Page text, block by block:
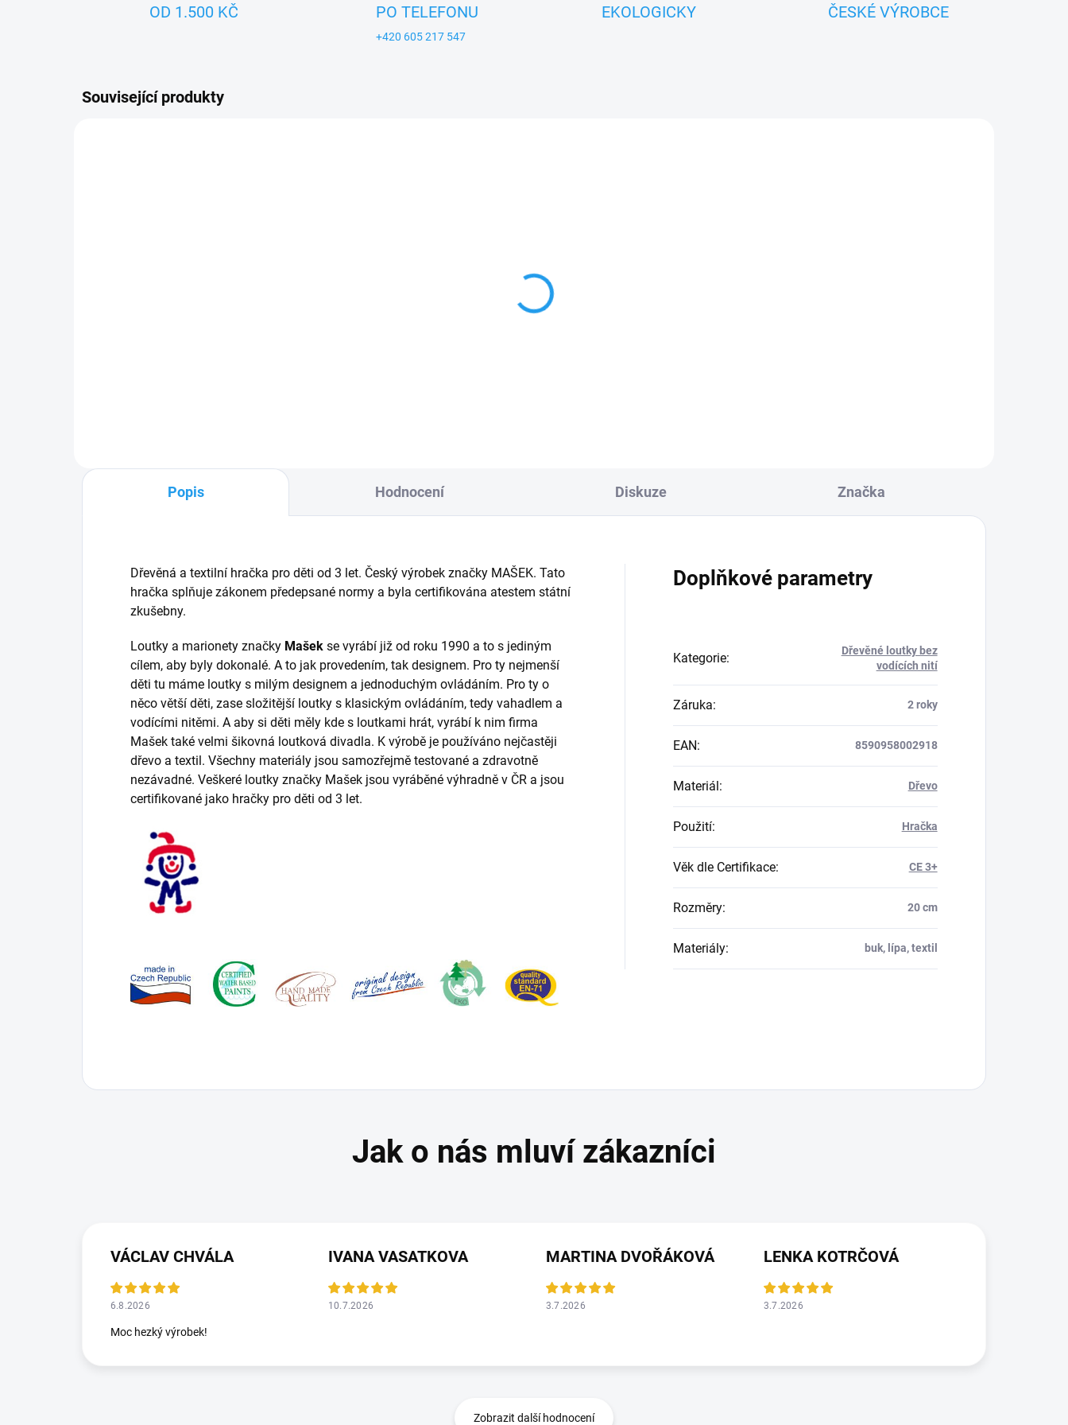
OD 1.500 KČ
PO TELEFONU
+420 605 217 547
EKOLOGICKY
ČESKÉ VÝROBCE
Související produkty
Popis Hodnocení Diskuze Značka
Dřevěná a textilní hračka pro děti od 3 let. Český výrobek značky MAŠEK. Tato
hračka splňuje zákonem předepsané normy a byla certifikována atestem státní
zkušebny.
Loutky a marionety značky Mašek se vyrábí již od roku 1990 a to s jediným
cílem, aby byly dokonalé. A to jak provedením, tak designem. Pro ty nejmenší
děti tu máme loutky s milým designem a jednoduchým ovládáním. Pro ty o
něco větší děti, zase složitější loutky s klasickým ovládáním, tedy vahadlem a
vodícími nitěmi. A aby si děti měly kde s loutkami hrát, vyrábí k nim firma
Mašek také velmi šikovná loutková divadla. K výrobě je používáno nejčastěji
dřevo a textil. Všechny materiály jsou samozřejmě testované a zdravotně
nezávadné. Veškeré loutky značky Mašek jsou vyráběné výhradně v ČR a jsou
certifikované jako hračky pro děti od 3 let.
Doplňkové parametry
Kategorie:
Dřevěné loutky bez
vodících nití
Záruka: 2 roky
EAN: 8590958002918
Materiál: Dřevo
Použití: Hračka
Věk dle Certifikace: CE 3+
Rozměry: 20 cm
Materiály: buk, lípa, textil
VÁCLAV CHVÁLA
6.8.2026
Moc hezký výrobek!
IVANA VASATKOVA
10.7.2026
MARTINA DVOŘÁKOVÁ
3.7.2026
LENKA KOTRČOVÁ
3.7.2026
Zobrazit další hodnocení